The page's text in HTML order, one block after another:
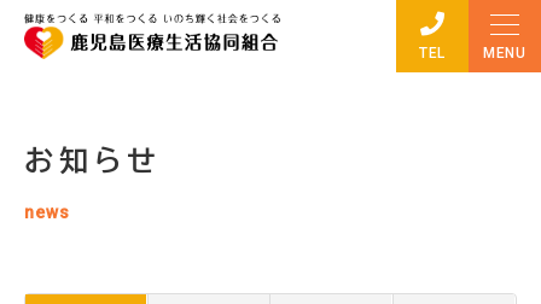
TEL
お知らせ
news